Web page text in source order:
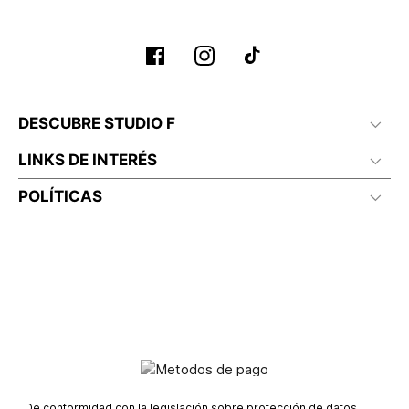
DESCUBRE STUDIO F
LINKS DE INTERÉS
POLÍTICAS